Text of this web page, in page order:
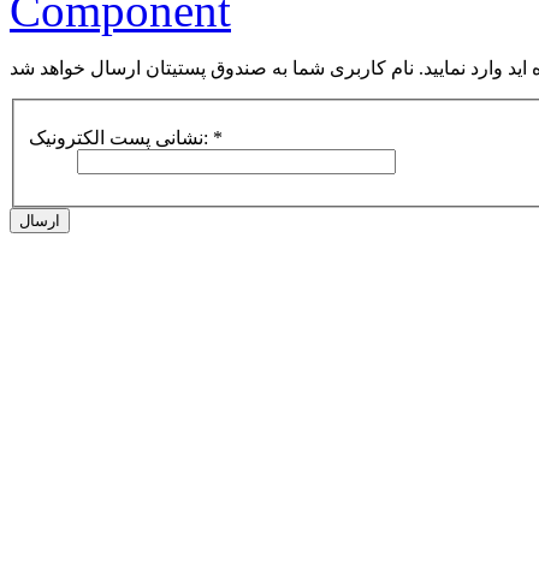
اید وارد نمایید. نام کاربری شما به صندوق پستیتان ارسال خواهد شد
نشانی پست الکترونیک: *
ارسال